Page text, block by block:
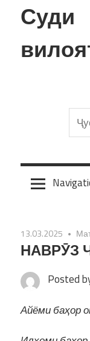
Skip
to
13.03.2025
НАВРӮЗ
Posted
Айёми баҳор